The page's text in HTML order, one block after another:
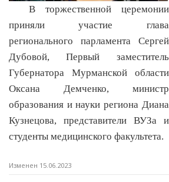
В торжественной церемонии
приняли участие глава
регионального парламента Сергей
Дубовой, Первый заместитель
Губернатора Мурманской области
Оксана Демченко, министр
образования и науки региона Диана
Кузнецова, представители ВУЗа и
студенты медицинского факультета.
Изменен 15.06.2023